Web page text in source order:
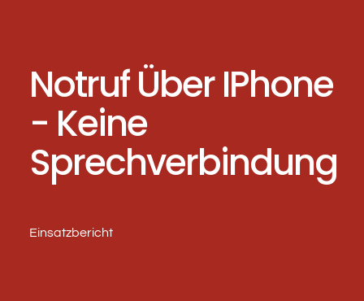
Notruf Über IPhone
- Keine
Sprechverbindung
Einsatzbericht